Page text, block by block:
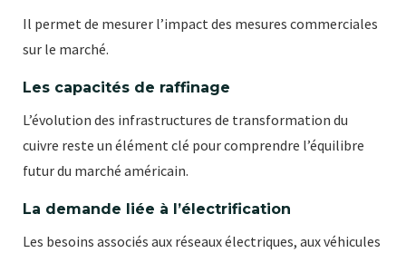
Il permet de mesurer l’impact des mesures commerciales
sur le marché.
Les capacités de raffinage
L’évolution des infrastructures de transformation du
cuivre reste un élément clé pour comprendre l’équilibre
futur du marché américain.
La demande liée à l’électrification
Les besoins associés aux réseaux électriques, aux véhicules